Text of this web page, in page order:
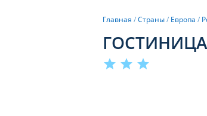
Главная /Страны/ Европа /
star star star